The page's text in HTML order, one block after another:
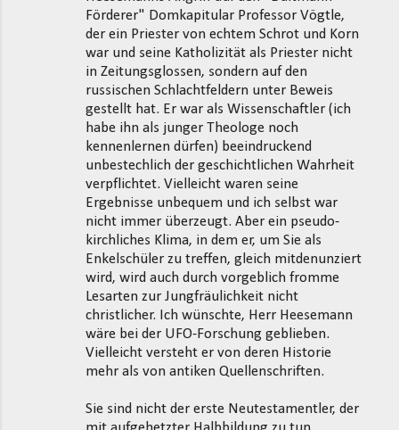
Förderer" Domkapitular Professor Vögtle,
der ein Priester von echtem Schrot und Korn
war und seine Katholizität als Priester nicht
in Zeitungsglossen, sondern auf den
russischen Schlachtfeldern unter Beweis
gestellt hat. Er war als Wissenschaftler (ich
habe ihn als junger Theologe noch
kennenlernen dürfen) beeindruckend
unbestechlich der geschichtlichen Wahrheit
verpflichtet. Vielleicht waren seine
Ergebnisse unbequem und ich selbst war
nicht immer überzeugt. Aber ein pseudo-
kirchliches Klima, in dem er, um Sie als
Enkelschüler zu treffen, gleich mitdenunziert
wird, wird auch durch vorgeblich fromme
Lesarten zur Jungfräulichkeit nicht
christlicher. Ich wünschte, Herr Heesemann
wäre bei der UFO-Forschung geblieben.
Vielleicht versteht er von deren Historie
mehr als von antiken Quellenschriften.
Sie sind nicht der erste Neutestamentler, der